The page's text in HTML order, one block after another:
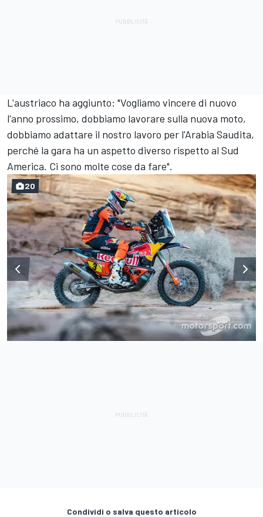
L'austriaco ha aggiunto: "Vogliamo vincere di nuovo
l'anno prossimo, dobbiamo lavorare sulla nuova moto,
dobbiamo adattare il nostro lavoro per l'Arabia Saudita,
perché la gara ha un aspetto diverso rispetto al Sud
America. Ci sono molte cose da fare".
20
Condividi o salva questo articolo